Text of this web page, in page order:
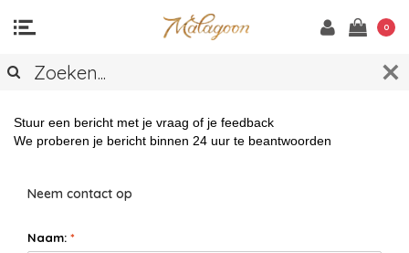
0
CONTACT
Stuur een bericht met je vraag of je feedback
We proberen je bericht binnen 24 uur te beantwoorden
Neem contact op
Naam: *